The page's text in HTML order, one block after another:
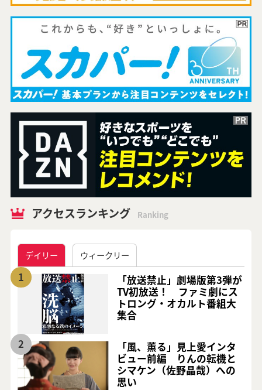
アクセスランキング Ranking
デイリー ウィークリー
1
「放送禁止」劇場版第3弾が
TV初放送！ ファミ劇にス
トロング・オカルト番組大
集合
2
「風、薫る」見上愛インタ
ビュー前編 りんの転機と
シマケン（佐野晶哉）への
思い